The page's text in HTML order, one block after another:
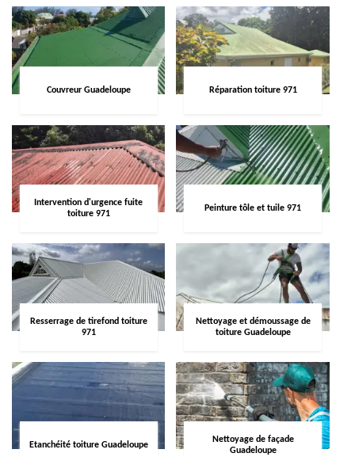
Couvreur Guadeloupe Réparation toiture 971
Intervention d'urgence fuite
toiture 971
Peinture tôle et tuile 971
Resserrage de tirefond toiture
971
Nettoyage et démoussage de
toiture Guadeloupe
Etanchéité toiture Guadeloupe
Nettoyage de façade
Guadeloupe